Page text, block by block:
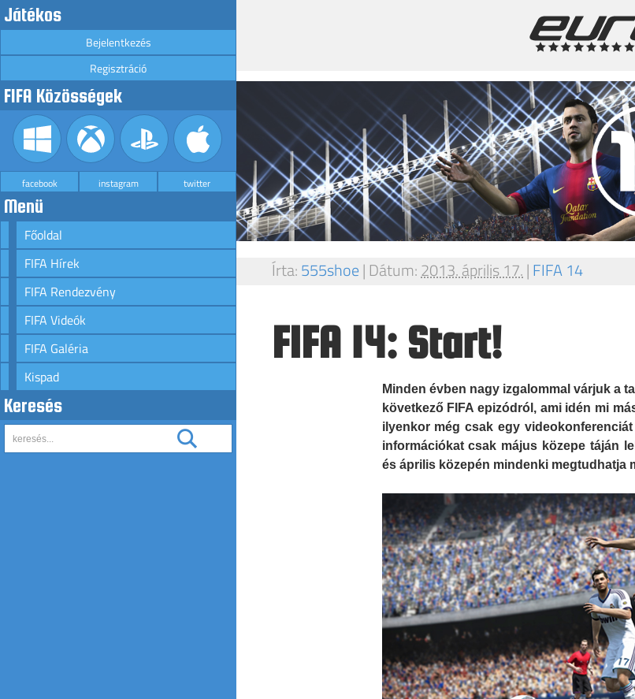
Játékos
Bejelentkezés
Regisztráció
FIFA Közösségek
facebook instagram twitter
Menü
Főoldal
FIFA Hírek
FIFA Rendezvény
FIFA Videók
FIFA Galéria
Kispad
Keresés
Írta:555shoe| Dátum:2013. április 17.|FIFA 14
FIFA 14: Start!
Minden évben nagy izgalommal várjuk a
következő FIFA epizódról, ami idén mi
ilyenkor még csak egy
információkat csak május közepe táján
és április közepén mindenki megtudhatja